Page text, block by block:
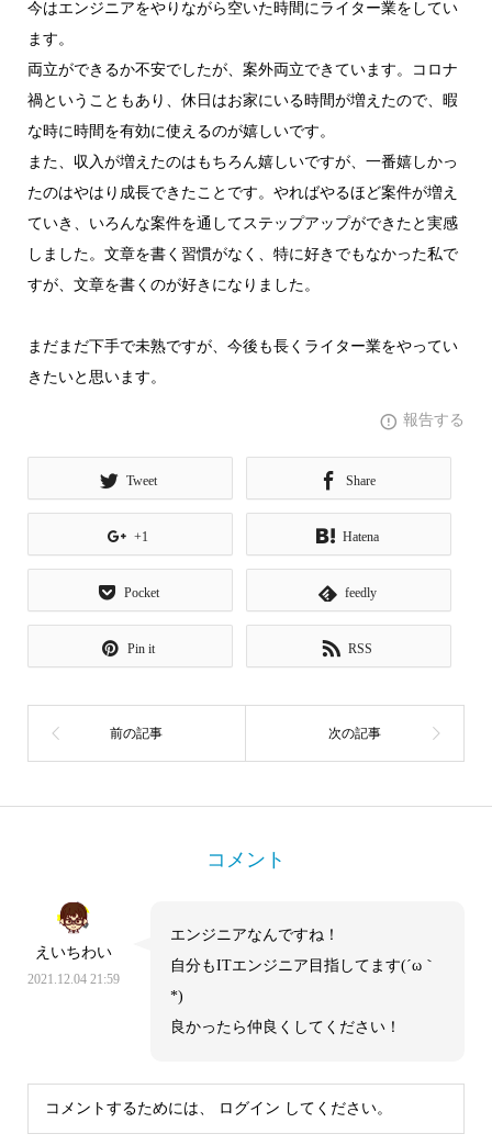
今はエンジニアをやりながら空いた時間にライター業をしてい
ます。
両立ができるか不安でしたが、案外両立できています。コロナ
禍ということもあり、休日はお家にいる時間が増えたので、暇
な時に時間を有効に使えるのが嬉しいです。
また、収入が増えたのはもちろん嬉しいですが、一番嬉しかっ
たのはやはり成長できたことです。やればやるほど案件が増え
ていき、いろんな案件を通してステップアップができたと実感
しました。文章を書く習慣がなく、特に好きでもなかった私で
すが、文章を書くのが好きになりました。
まだまだ下手で未熟ですが、今後も長くライター業をやってい
きたいと思います。
報告する
Tweet Share
+1 Hatena
Pocket feedly
Pin it RSS
コメント
えいちわい
2021.12.04 21:59
エンジニアなんですね！
自分もITエンジニア目指してます(´ω｀
*)
良かったら仲良くしてください！
コメントするためには、 ログイン してください。